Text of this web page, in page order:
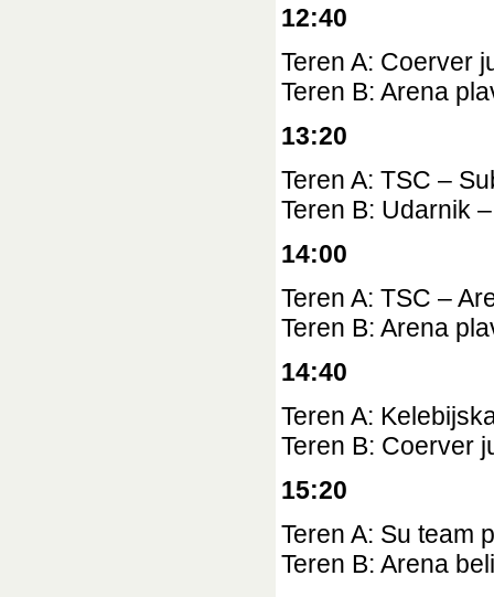
12:40
Teren A: Coerver
Teren B: Arena
13:20
Teren A: TSC –
Teren B: Udarnik
14:00
Teren A: TSC –
Teren B: Arena
14:40
Teren A:
Teren B: Coerver
15:20
Teren A: Su team
Teren B: Arena